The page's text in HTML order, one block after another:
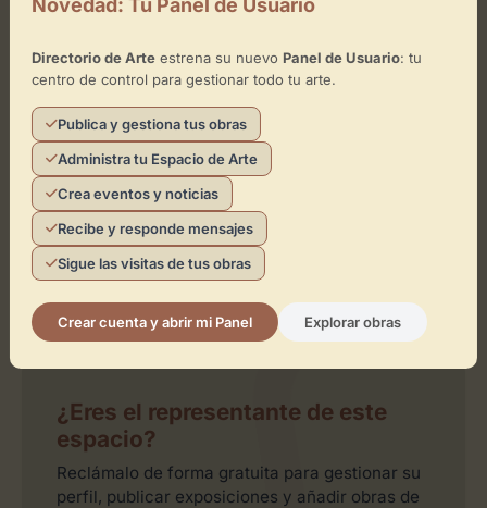
Leaflet | ©OpenStreetMapcontributors
Toca el mapa para interactuar
Activar Mapa
¿Eres el representante de este
espacio?
Reclámalo de forma gratuita para gestionar su
perfil, publicar exposiciones y añadir obras de
Novedad: Tu Panel de Usuario
Directorio de Arteestrena su nuevo Panel de Usuario: tu
centro de control para gestionar todo tu arte.
Publica y gestiona tus obras
Administra tu Espacio de Arte
Crea eventos y noticias
Recibe y responde mensajes
Sigue las visitas de tus obras
Crear cuenta y abrir mi Panel Explorar obras